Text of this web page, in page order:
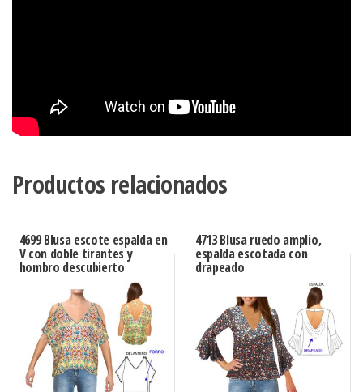
Productos relacionados
4699 Blusa escote espalda en
V con doble tirantes y
hombro descubierto
4713 Blusa ruedo amplio,
espalda escotada con
drapeado